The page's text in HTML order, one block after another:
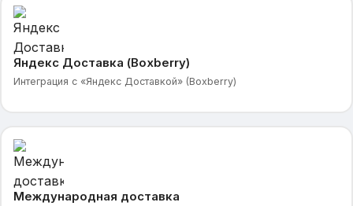
Яндекс Доставка (Boxberry)
Интеграция с «Яндекс Доставкой» (Boxberry)
Международная доставка